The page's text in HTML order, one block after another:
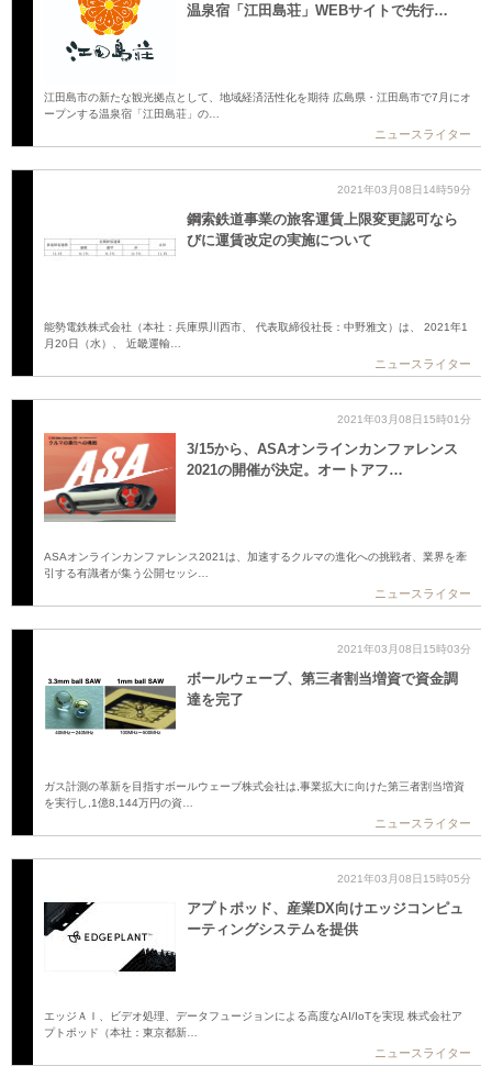
温泉宿「江田島荘」WEBサイトで先行…
江田島市の新たな観光拠点として、地域経済活性化を期待 広島県・江田島市で7月にオ
ープンする温泉宿「江田島荘」の…
ニュースライター
2021年03月08日14時59分
鋼索鉄道事業の旅客運賃上限変更認可なら
びに運賃改定の実施について
能勢電鉄株式会社（本社：兵庫県川西市、 代表取締役社長：中野雅文）は、 2021年1
月20日（水）、 近畿運輸…
ニュースライター
2021年03月08日15時01分
3/15から、ASAオンラインカンファレンス
2021の開催が決定。オートアフ…
ASAオンラインカンファレンス2021は、加速するクルマの進化への挑戦者、業界を牽
引する有識者が集う公開セッシ…
ニュースライター
2021年03月08日15時03分
ボールウェーブ、第三者割当増資で資金調
達を完了
ガス計測の革新を目指すボールウェーブ株式会社は,事業拡大に向けた第三者割当増資
を実行し,1億8,144万円の資…
ニュースライター
2021年03月08日15時05分
アプトポッド、産業DX向けエッジコンピュ
ーティングシステムを提供
エッジＡＩ、ビデオ処理、データフュージョンによる高度なAI/IoTを実現 株式会社ア
プトポッド（本社：東京都新…
ニュースライター